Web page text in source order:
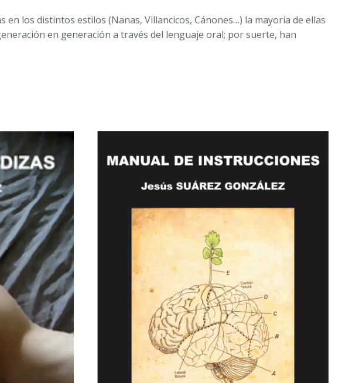
los distintos estilos (Nanas, Villancicos, Cánones…) la mayoría de ellas
en generación a través del lenguaje oral; por suerte, han